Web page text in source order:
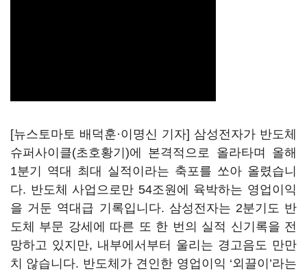
[뉴스토마토 배덕훈·이명신 기자] 삼성전자가 반도체
슈퍼사이클(초호황기 )에 본격적으로 올라타며 올해
1분기 역대 최대 실적이라는 축포를 쏘아 올렸습니
다. 반도체 사업으로만 54조원에 육박하는 영업이익
을 거둔 역대급 기록입니다. 삼성전자는 2분기도 반
도체 부문 강세에 따른 또 한 번의 실적 신기록을 전
망하고 있지만, 내부에서부터 울리는 경고음도 만만
치 않습니다. 반도체가 견인한 영업이익 ‘외끌이 ’라는